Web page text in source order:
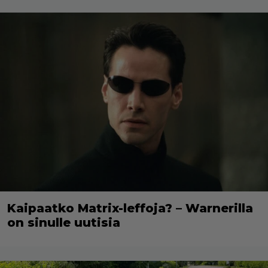
Kaipaatko Matrix-leffoja? – Warnerilla
on sinulle uutisia